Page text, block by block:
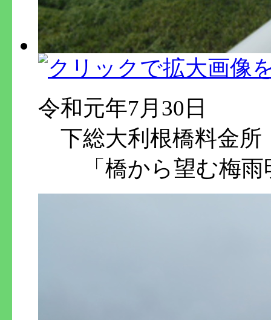
令和元年7月30日
下総大利根橋料金所
「橋から望む梅雨